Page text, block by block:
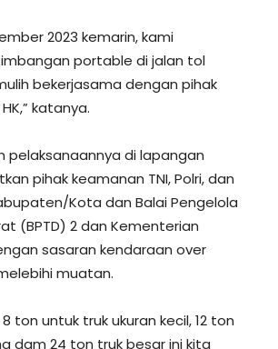
2023 kemarin, kami
portable di jalan tol
bekerjasama dengan pihak
katanya.
pelaksanaannya di lapangan
pihak keamanan TNI, Polri, dan
Kota dan Balai Pengelola
(BPTD) 2 dan Kementerian
sasaran kendaraan over
muatan.
ton untuk truk ukuran kecil, 12 ton
dam 24 ton truk besar ini kita